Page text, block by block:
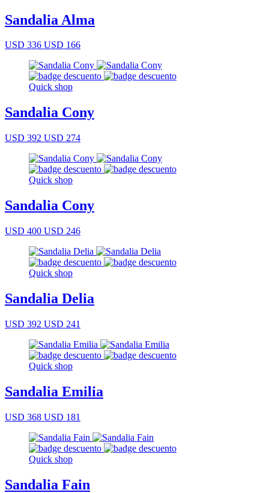
Sandalia Alma
USD 336 USD 166
Quick shop
Sandalia Cony
USD 392 USD 274
Quick shop
Sandalia Cony
USD 400 USD 246
Quick shop
Sandalia Delia
USD 392 USD 241
Quick shop
Sandalia Emilia
USD 368 USD 181
Quick shop
Sandalia Fain